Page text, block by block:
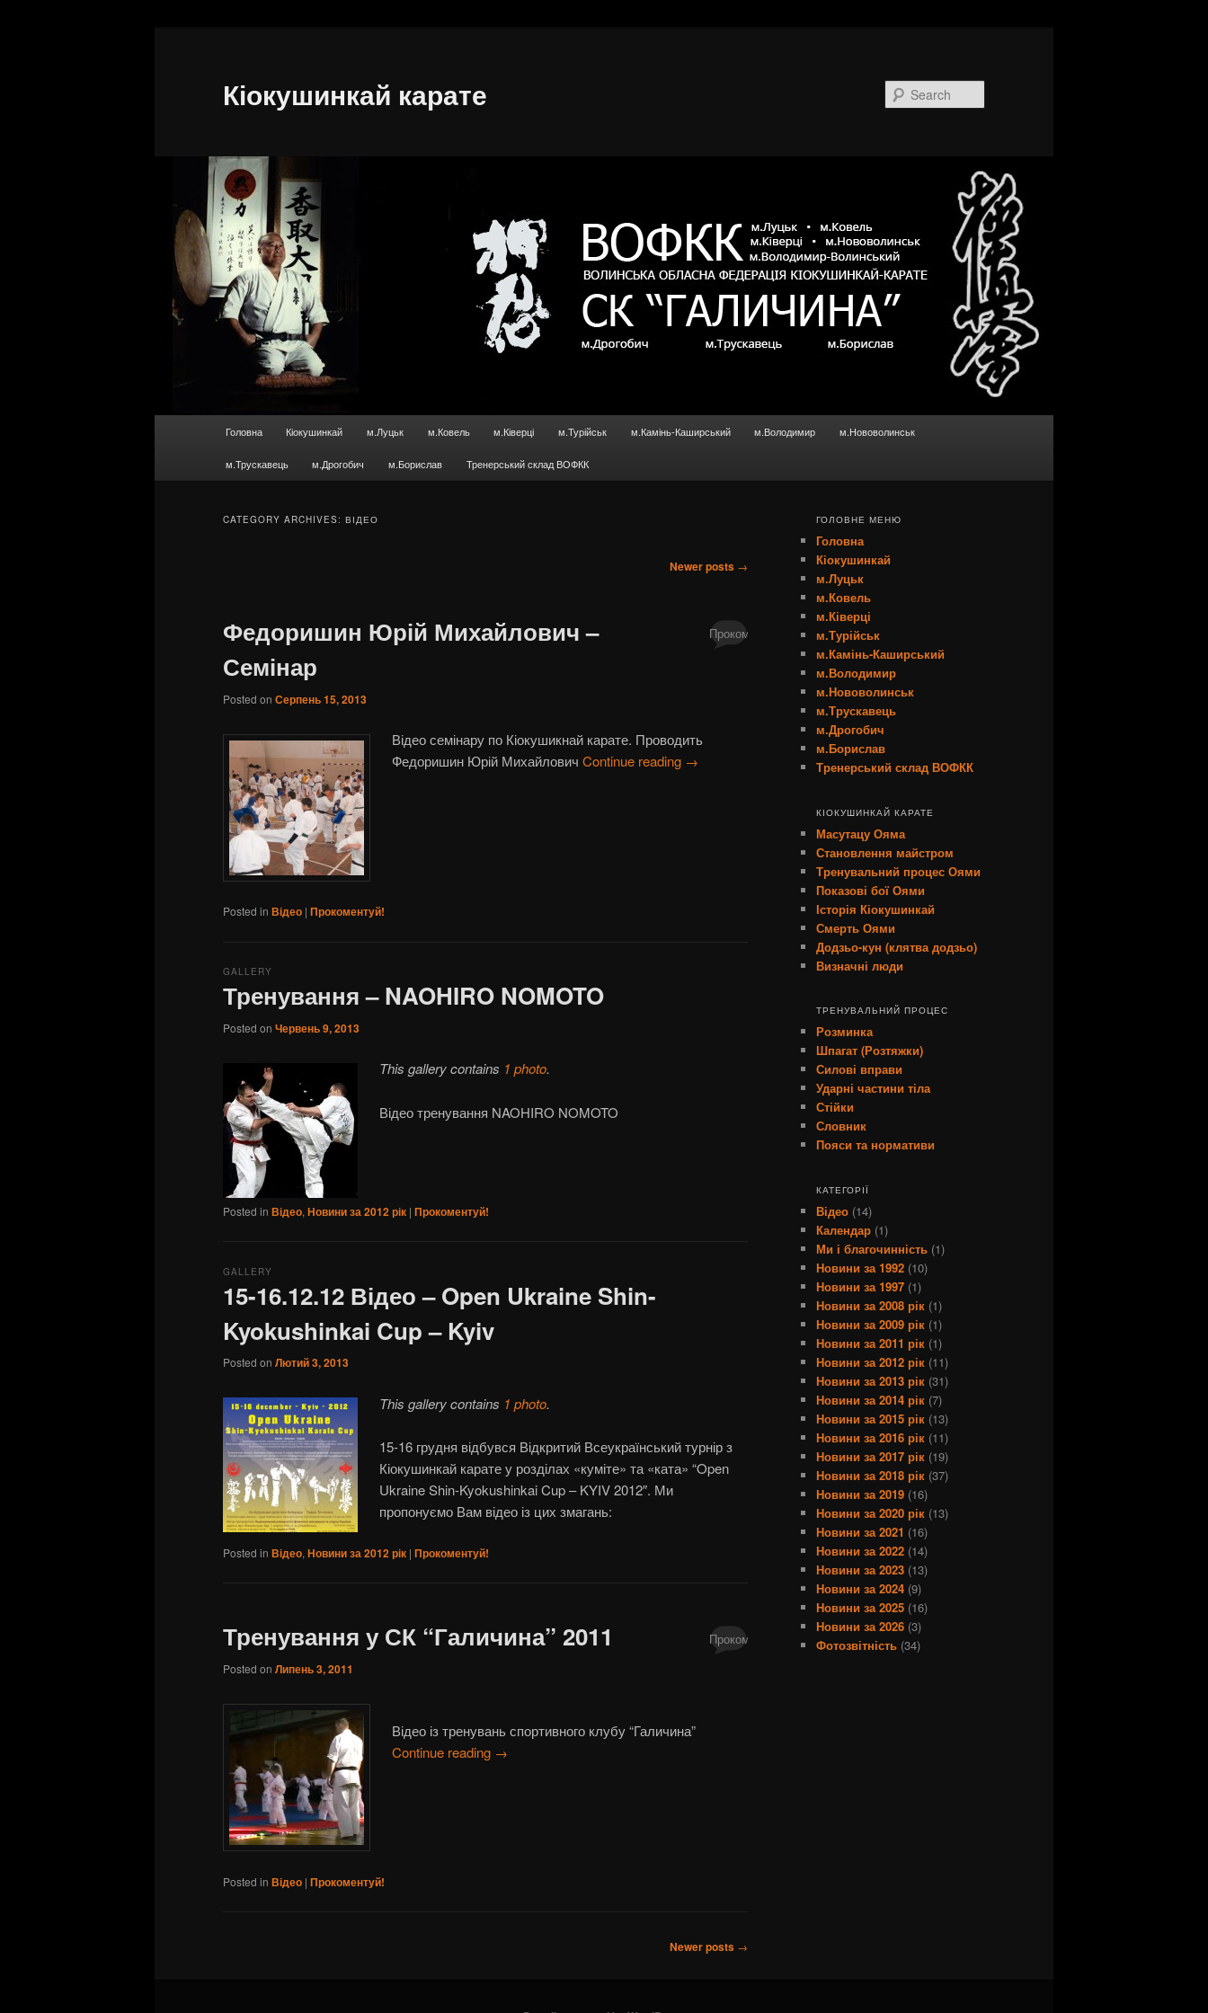
Кіокушинкай карате
Skip to primary content
Skip to secondary content
Головна Кіокушинкай м.Луцьк м.Ковель м.Ківерці м.Турійськ м.Камінь-Каширський м.Володимир м.Нововолинськ
м.Трускавець м.Дрогобич м.Борислав Тренерський склад ВОФКК
CATEGORY ARCHIVES: ВІДЕО
Newer posts →
Федоришин Юрій Михайлович –
Семінар
Posted on Серпень 15, 2013
Прокоментуй!
Відео семінару по Кіокушикнай карате. Проводить
Федоришин Юрій МихайловичContinue reading →
Posted in Відео | Прокоментуй!
Тренування – NAOHIRO NOMOTO
GALLERY
Posted on Червень 9, 2013
This gallery contains 1 photo.
Відео тренування NAOHIRO NOMOTO
Posted in Відео, Новини за 2012 рік | Прокоментуй!
15-16.12.12 Відео – Open Ukraine Shin-
Kyokushinkai Cup – Kyiv
GALLERY
Posted on Лютий 3, 2013
This gallery contains 1 photo.
15-16 грудня відбувся Відкритий Всеукраїнський турнір з
Кіокушинкай карате у розділах «куміте» та «ката» “Open
Ukraine Shin-Kyokushinkai Cup – KYIV 2012″. Ми
пропонуємо Вам відео із цих змагань:
Posted in Відео, Новини за 2012 рік | Прокоментуй!
Тренування у СК “Галичина” 2011
Posted on Липень 3, 2011
Прокоментуй!
Відео із тренувань спортивного клубу “Галичина”
Continue reading →
Posted in Відео | Прокоментуй!
Newer posts →
ГОЛОВНЕ МЕНЮ
Головна
Кіокушинкай
м.Луцьк
м.Ковель
м.Ківерці
м.Турійськ
м.Камінь-Каширський
м.Володимир
м.Нововолинськ
м.Трускавець
м.Дрогобич
м.Борислав
Тренерський склад ВОФКК
КІОКУШИНКАЙ КАРАТЕ
Масутацу Ояма
Становлення майстром
Тренувальний процес Оями
Показові бої Оями
Історія Кіокушинкай
Смерть Оями
Додзьо-кун (клятва додзьо)
Визначні люди
ТРЕНУВАЛЬНИЙ ПРОЦЕС
Розминка
Шпагат (Розтяжки)
Силові вправи
Ударні частини тіла
Стійки
Словник
Пояси та нормативи
КАТЕГОРІЇ
Відео (14)
Календар (1)
Ми і благочинність (1)
Новини за 1992 (10)
Новини за 1997 (1)
Новини за 2008 рік (1)
Новини за 2009 рік (1)
Новини за 2011 рік (1)
Новини за 2012 рік (11)
Новини за 2013 рік (31)
Новини за 2014 рік (7)
Новини за 2015 рік (13)
Новини за 2016 рік (11)
Новини за 2017 рік (19)
Новини за 2018 рік (37)
Новини за 2019 (16)
Новини за 2020 рік (13)
Новини за 2021 (16)
Новини за 2022 (14)
Новини за 2023 (13)
Новини за 2024 (9)
Новини за 2025 (16)
Новини за 2026 (3)
Фотозвітність (34)